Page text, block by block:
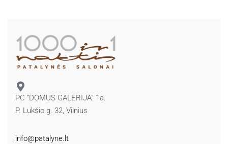
PC “DOMUS GALERIJA” 1a.
P. Lukšio g. 32, Vilnius
info@patalyne.lt